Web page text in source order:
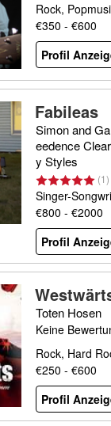
Rock,
€350 - €600
Profil
Fabileas
Simon and
eedence
y Styles
(1)
Singer-
€800 - €2000
Profil
Toten Hosen
Keine
Rock, Hard
€250 - €600
Profil